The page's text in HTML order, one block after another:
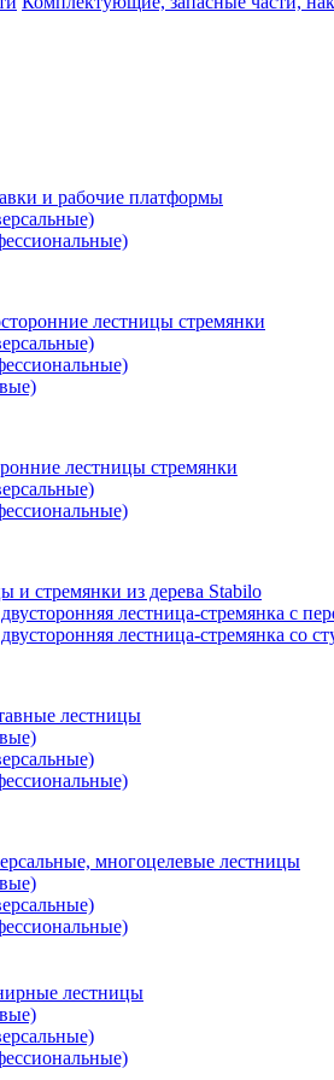
и рабочие платформы
лестницы стремянки
лестницы стремянки
и стремянки из дерева Stabilo
лестница-стремянка с
лестница-стремянка со
лестницы
многоцелевые лестницы
лестницы